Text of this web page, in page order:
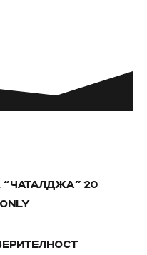
"ЧАТАЛДЖА" 20